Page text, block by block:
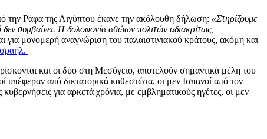
την Ράφα της Αιγύπτου έκανε την ακόλουθη δήλωση: «Στηρίζουμε
δεν συμβαίνει. Η δολοφονία αθώων πολιτών αδιακρίτως,
για μονομερή αναγνώριση του παλαιστινιακού κράτους, ακόμη και
και οι δύο στη Μεσόγειο, αποτελούν σημαντικά μέλη του
από δικτατορικά καθεστώτα, οι μεν Ισπανοί από τον
για αρκετά χρόνια, με εμβληματικούς ηγέτες, οι μεν